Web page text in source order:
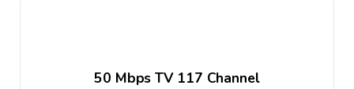
50 Mbps TV 117 Channel